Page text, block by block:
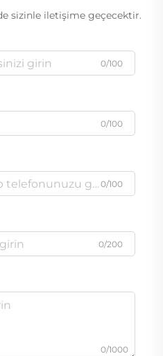
sizinle iletişime geçecektir.
0/100
0/100
0/100
0/200
0/1000